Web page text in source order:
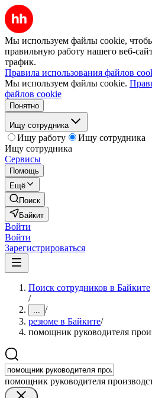
Мы используем файлы cookie,
правильную работу нашего веб-
трафик.
Правила использования файлов
Мы используем файлы cookie.
файлов cookie
Понятно
Ищу сотрудника
Ищу работу
Ищу сотрудника
Ищу сотрудника
Сервисы
Помощь
Ещё
Поиск
Байкит
Войти
Войти
Зарегистрироваться
Поиск сотрудников в Байките
/
... /
резюме в Байките/
помощник руководителя
помощник руководителя